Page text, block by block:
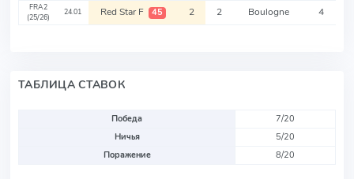
FRA2
(25/26)
24.01 Red Star F 45 2 2 Boulogne 4
ТАБЛИЦА СТАВОК
Победа
7/20
Ничья
5/20
Поражение
8/20